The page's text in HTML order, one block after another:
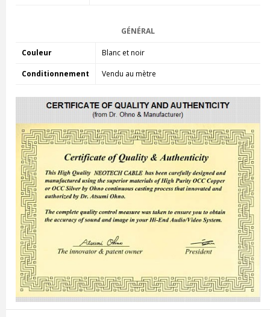
GÉNÉRAL
Couleur Blanc et noir
Conditionnement Vendu au mètre